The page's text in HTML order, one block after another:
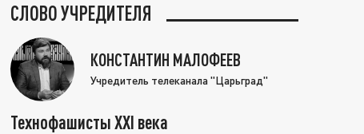
СЛОВО УЧРЕДИТЕЛЯ
КОНСТАНТИН МАЛОФЕЕВ
Учредитель телеканала "Царьград"
Технофашисты XXI века